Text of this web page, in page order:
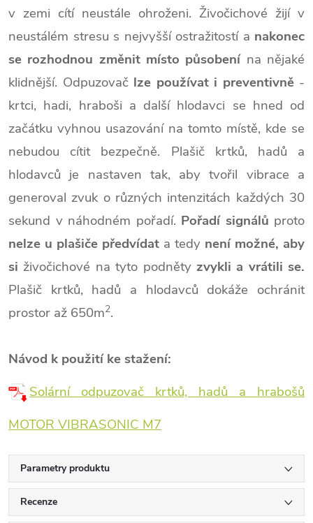
v zemi cítí neustále ohroženi. Živočichové žijí v
neustálém stresu s nejvyšší ostražitostí a nakonec
se rozhodnou změnit místo působenína nějaké
klidnější. Odpuzovač lze používat i preventivně-
krtci, hadi, hraboši a další hlodavci se hned od
začátku vyhnou usazování na tomto místě, kde se
nebudou cítit bezpečně. Plašič krtků, hadů a
hlodavců je nastaven tak, aby tvořil vibrace a
generoval zvuk o různých intenzitách každých 30
sekund v náhodném pořadí. Pořadí signálů proto
nelze u plašiče předvídat a tedy není možné, aby
si živočichové na tyto podnětyzvykli a vrátili se.
Plašič krtků, hadů a hlodavců dokáže ochránit
prostor až 650m2.
Návod k použití ke stažení:
Solární odpuzovač krtků, hadů a hrabošů
MOTOR VIBRASONIC M7
Parametry produktu
Recenze